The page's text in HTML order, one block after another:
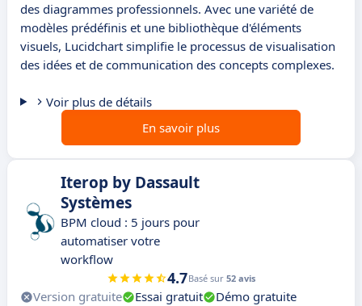
des diagrammes professionnels. Avec une variété de
modèles prédéfinis et une bibliothèque d'éléments
visuels, Lucidchart simplifie le processus de visualisation
des idées et de communication des concepts complexes.
Voir plus de détails
En savoir plus
Iterop by Dassault
Systèmes
BPM cloud : 5 jours pour
automatiser votre
workflow
4.7Basé sur 52 avis
Version gratuite Essai gratuit
Démo gratuite